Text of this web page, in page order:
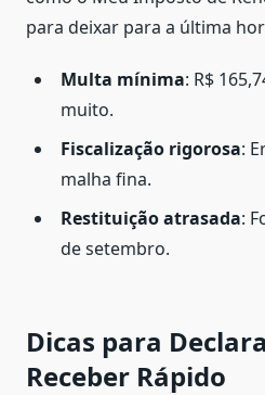
para deixar para a última
Multa mínima: R$
muito.
Fiscalização rigorosa:
malha fina.
Restituição atrasada:
de setembro.
Dicas para
Receber Rápido